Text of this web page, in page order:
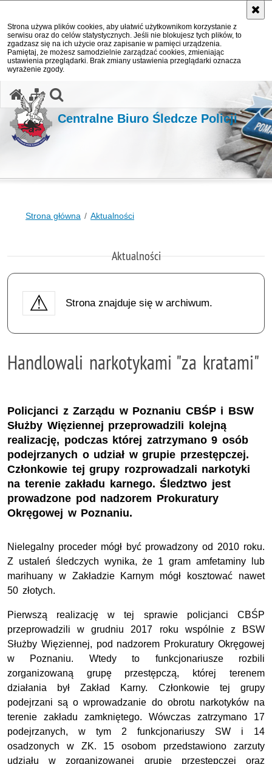
Strona używa plików cookies, aby ułatwić użytkownikom korzystanie z
serwisu oraz do celów statystycznych. Jeśli nie blokujesz tych plików, to
zgadzasz się na ich użycie oraz zapisanie w pamięci urządzenia.
Pamiętaj, że możesz samodzielnie zarządzać cookies, zmieniając
ustawienia przeglądarki. Brak zmiany ustawienia przeglądarki oznacza
wyrażenie zgody.
Centralne Biuro Śledcze Policji
Strona główna Aktualności
Aktualności
Strona znajduje się w archiwum.
Handlowali narkotykami "za kratami"
Policjanci z Zarządu w Poznaniu CBŚP i BSW
Służby Więziennej przeprowadzili kolejną
realizację, podczas której zatrzymano 9 osób
podejrzanych o udział w grupie przestępczej.
Członkowie tej grupy rozprowadzali narkotyki
na terenie zakładu karnego. Śledztwo jest
prowadzone pod nadzorem Prokuratury
Okręgowej w Poznaniu.
Nielegalny proceder mógł być prowadzony od 2010 roku.
Z ustaleń śledczych wynika, że 1 gram amfetaminy lub
marihuany w Zakładzie Karnym mógł kosztować nawet
50 złotych.
Pierwszą realizację w tej sprawie policjanci CBŚP
przeprowadzili w grudniu 2017 roku wspólnie z BSW
Służby Więziennej, pod nadzorem Prokuratury Okręgowej
w Poznaniu. Wtedy to funkcjonariusze rozbili
zorganizowaną grupę przestępczą, której terenem
działania był Zakład Karny. Członkowie tej grupy
podejrzani są o wprowadzanie do obrotu narkotyków na
terenie zakładu zamkniętego. Wówczas zatrzymano 17
podejrzanych, w tym 2 funkcjonariuszy SW i 14
osadzonych w ZK. 15 osobom przedstawiono zarzuty
udziału w zorganizowanej grupie przestępczej oraz